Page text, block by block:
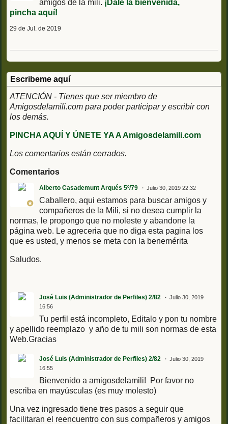
amigos de la mili. ¡Dale la bienvenida,
pincha aquí!
29 de Jul. de 2019
Escribeme aquí
ATENCIÓN - Tienes que ser miembro de
Amigosdelamili.com para poder participar y escribir con
los demás.
PINCHA AQUÍ Y ÚNETE YA A Amigosdelamili.com
Los comentarios están cerrados.
Comentarios
Alberto Casademunt Arqués 5º/79 Julio 30, 2019 22:32
Caballero, aqui estamos para buscar amigos y
compañeros de la Mili, si no desea cumplir la
normas, le propongo que no moleste y abandone la
página web. Le agreceria que no diga esta pagina los
que es usted, y menos se meta con la benemérita
Saludos.
José Luis (Administrador de Perfiles) 2/82
Julio 30, 2019
16:56
Tu perfil está incompleto, Editalo y pon tu nombre
y apellido reemplazo y año de tu mili son normas de esta
Web.Gracias
José Luis (Administrador de Perfiles) 2/82
Julio 30, 2019
16:55
Bienvenido a amigosdelamili! Por favor no
escriba en mayúsculas (es muy molesto)
Una vez ingresado tiene tres pasos a seguir que
facilitaran el reencuentro con sus compañeros y amigos